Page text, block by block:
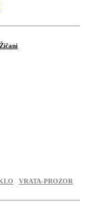
Žičani
VRATA-PROZOR